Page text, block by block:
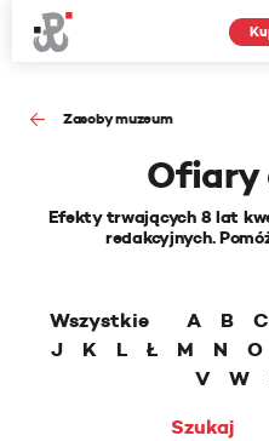
Zasoby muzeum
Ofiary
Efekty trwających 8 lat
redakcyjnych.
Wszystkie A B C
J
K L Ł M N O
V
W
Szukaj